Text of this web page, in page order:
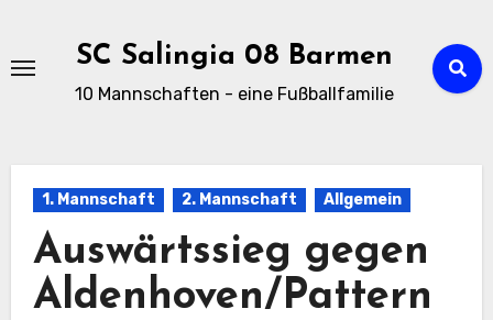
SC Salingia 08 Barmen
10 Mannschaften - eine Fußballfamilie
1. Mannschaft 2. Mannschaft Allgemein
Auswärtssieg gegen
Aldenhoven/Pattern